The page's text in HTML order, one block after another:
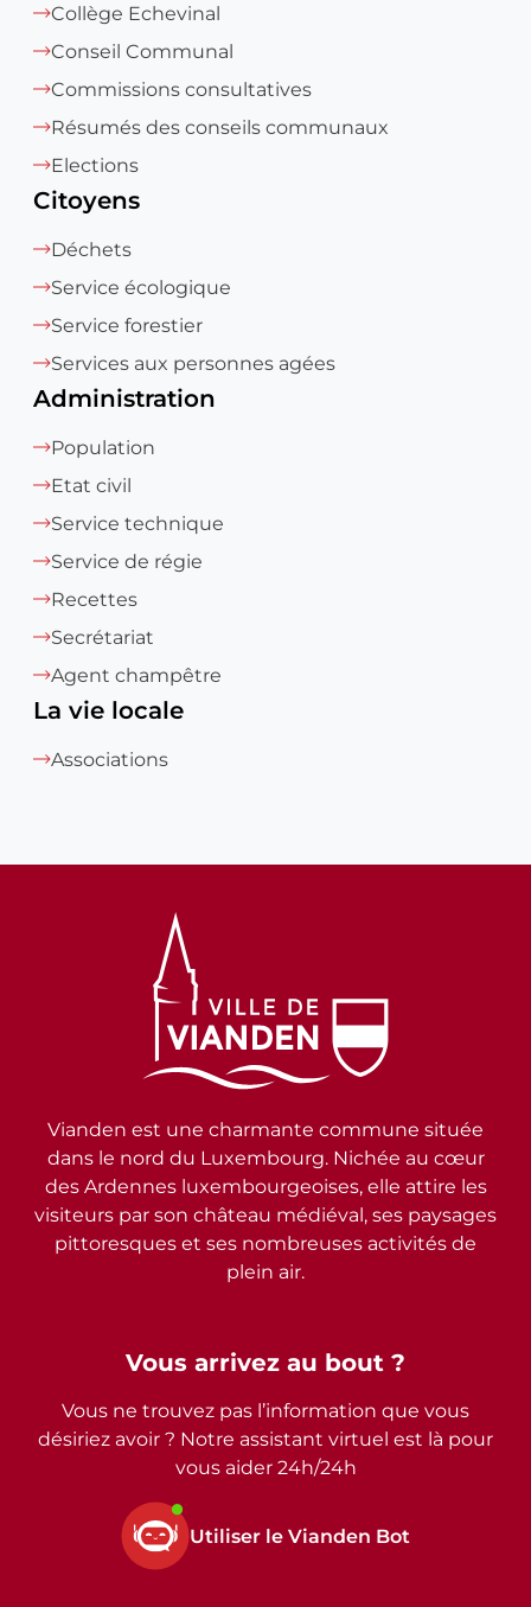
Collège Echevinal
Conseil Communal
Commissions consultatives
Résumés des conseils communaux
Elections
Citoyens
Déchets
Service écologique
Service forestier
Services aux personnes agées
Administration
Population
Etat civil
Service technique
Service de régie
Recettes
Secrétariat
Agent champêtre
La vie locale
Associations
Vous arrivez au bout ?
Vous ne trouvez pas l’information que vous
désiriez avoir ? Notre assistant virtuel est là pour
vous aider 24h/24h
Utiliser le Vianden Bot
Vianden est une charmante commune située
dans le nord du Luxembourg. Nichée au cœur
des Ardennes luxembourgeoises, elle attire les
visiteurs par son château médiéval, ses paysages
pittoresques et ses nombreuses activités de
plein air.